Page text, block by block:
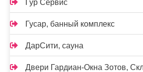
Гур Сервис
Гусар, банный комплекс
ДарСити, сауна
Двери Гардиан-Окна Зотов,